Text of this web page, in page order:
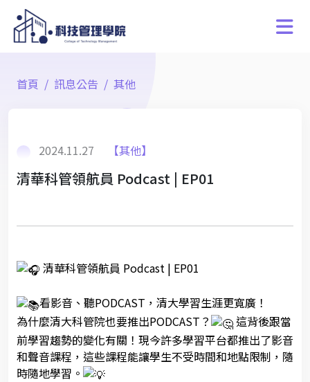
首頁 訊息公告 其他
2024.11.27 【其他】
清華科管領航員 Podcast | EP01
清華科管領航員 Podcast | EP01
看影音、聽PODCAST，清大學習生涯更寬廣！
為什麼清大科管院也要推出PODCAST？
這背後跟當
前學習趨勢的變化有關！現今許多學習平台都推出了影音
和聲音課程，這些課程能讓學生不受時間和地點限制，隨
時隨地學習。